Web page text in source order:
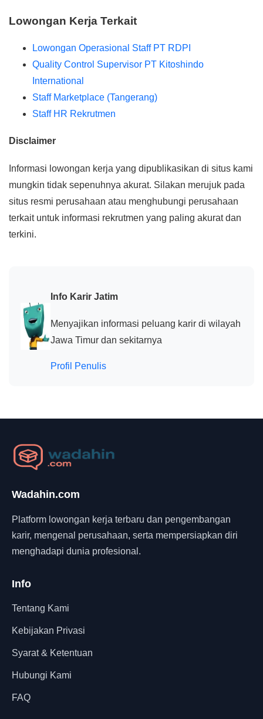
Lowongan Kerja Terkait
Lowongan Operasional Staff PT RDPI
Quality Control Supervisor PT Kitoshindo
International
Staff Marketplace (Tangerang)
Staff HR Rekrutmen
Disclaimer
Informasi lowongan kerja yang dipublikasikan di situs kami
mungkin tidak sepenuhnya akurat. Silakan merujuk pada
situs resmi perusahaan atau menghubungi perusahaan
terkait untuk informasi rekrutmen yang paling akurat dan
terkini.
Info Karir Jatim
Menyajikan informasi peluang karir di wilayah
Jawa Timur dan sekitarnya
Profil Penulis
Wadahin.com
Platform lowongan kerja terbaru dan pengembangan
karir, mengenal perusahaan, serta mempersiapkan diri
menghadapi dunia profesional.
Info
Tentang Kami
Kebijakan Privasi
Syarat & Ketentuan
Hubungi Kami
FAQ